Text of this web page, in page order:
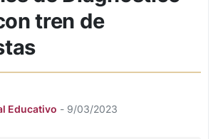
tren de
Educativo - 9/03/2023